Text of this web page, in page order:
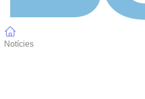
Notícies